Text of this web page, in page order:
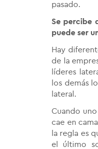
pasado.
Se percibe
puede ser
Hay
de la
líderes
los demás
lateral.
Cuando
cae en
la regla es
el último